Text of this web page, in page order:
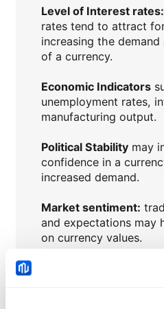
Level of Interest rates:
rates tend to attract
increasing the
of a currency.
Economic Indicators
unemployment rates,
manufacturing output.
Political Stabilitymay
confidence in a
increased demand.
Market sentiment:
and expectations may
on currency values.